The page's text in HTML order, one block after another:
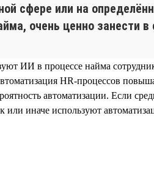
сфере или на
очень ценно занести
ИИ в процессе найма
HR-процессов
автоматизации. Если
или иначе используют